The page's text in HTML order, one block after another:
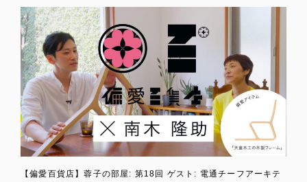
【偏愛百貨店】蓉子の部屋: 第18回 ゲスト: 電通チーフアーキテ